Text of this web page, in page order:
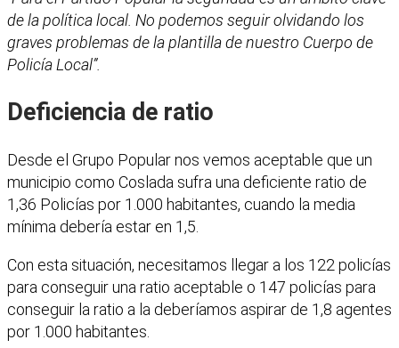
de la política local. No podemos seguir olvidando los
graves problemas de la plantilla de nuestro Cuerpo de
Policía Local”.
Deficiencia de ratio
Desde el Grupo Popular nos vemos aceptable que un
municipio como Coslada sufra una deficiente ratio de
1,36 Policías por 1.000 habitantes, cuando la media
mínima debería estar en 1,5.
Con esta situación, necesitamos llegar a los 122 policías
para conseguir una ratio aceptable o 147 policías para
conseguir la ratio a la deberíamos aspirar de 1,8 agentes
por 1.000 habitantes.